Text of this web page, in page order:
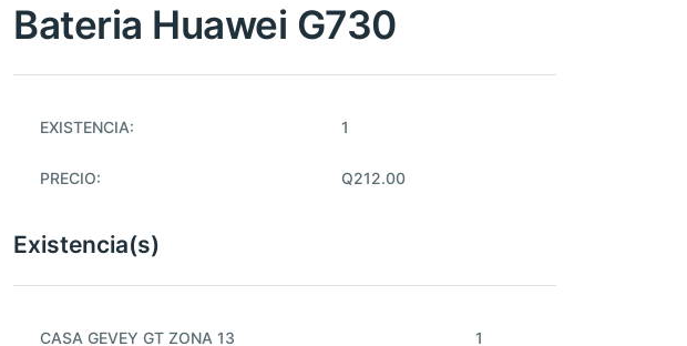
Bateria Huawei G730
EXISTENCIA: 1
PRECIO: Q212.00
Existencia(s)
CASA GEVEY GT ZONA 13 1